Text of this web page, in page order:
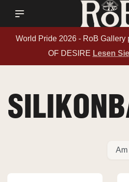
World Pride 2026 - RoB Gallery
OF DESIRE Lesen